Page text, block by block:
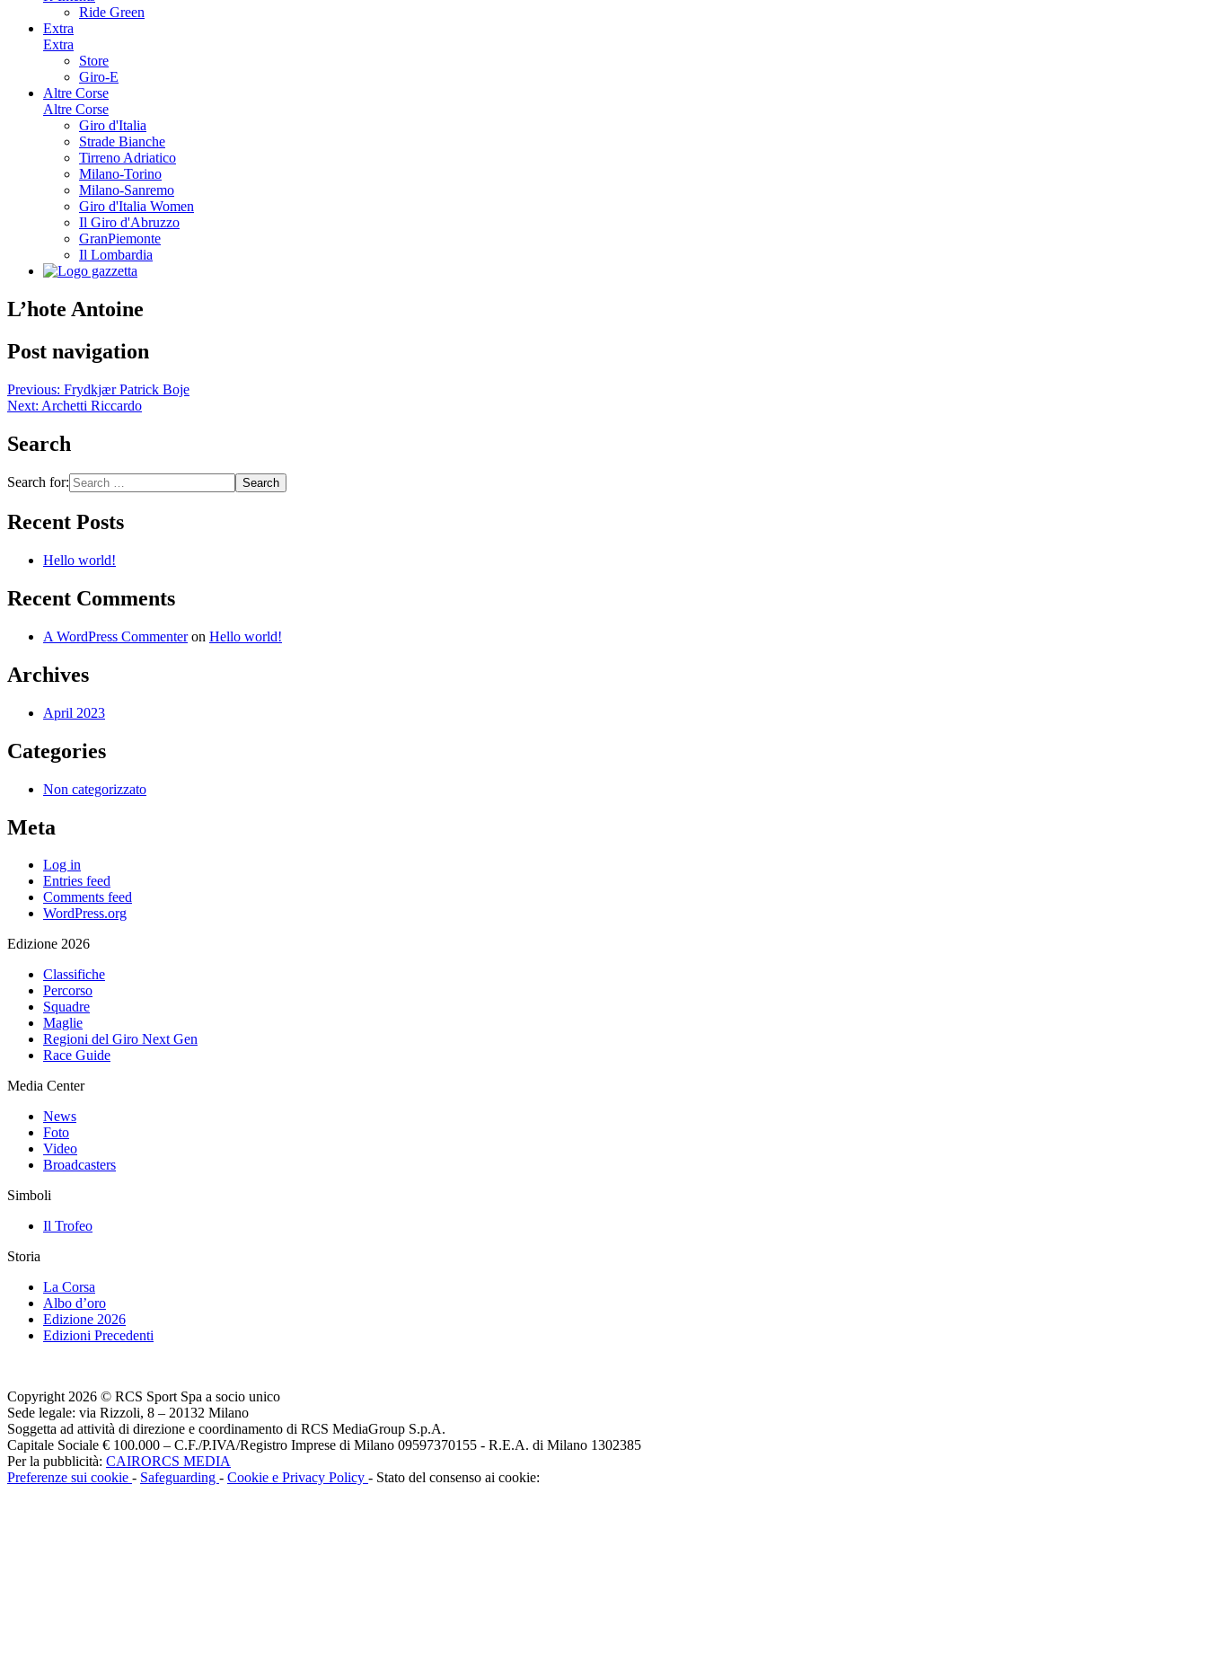
Ride Green
Extra
Extra
Store
Giro-E
Altre Corse
Altre Corse
Giro d'Italia
Strade Bianche
Tirreno Adriatico
Milano-Torino
Milano-Sanremo
Giro d'Italia Women
Il Giro d'Abruzzo
GranPiemonte
Il Lombardia
L’hote Antoine
Post navigation
Previous: Frydkjær Patrick Boje
Next: Archetti Riccardo
Search
Search for:
Recent Posts
Hello world!
Recent Comments
A WordPress Commenteron Hello world!
Archives
April 2023
Categories
Non categorizzato
Meta
Log in
Entries feed
Comments feed
WordPress.org
Edizione 2026
Classifiche
Percorso
Squadre
Maglie
Regioni del Giro Next Gen
Race Guide
Media Center
News
Foto
Video
Broadcasters
Simboli
Il Trofeo
Storia
La Corsa
Albo d’oro
Edizione 2026
Edizioni Precedenti
Copyright 2026 © RCS Sport Spa a socio unico
Sede legale: via Rizzoli, 8 – 20132 Milano
Soggetta ad attività di direzione e coordinamento di RCS MediaGroup S.p.A.
Capitale Sociale € 100.000 – C.F./P.IVA/Registro Imprese di Milano 09597370155 - R.E.A. di Milano 1302385
Per la pubblicità: CAIRORCS MEDIA
Preferenze sui cookie - Safeguarding - Cookie e Privacy Policy - Stato del consenso ai cookie: